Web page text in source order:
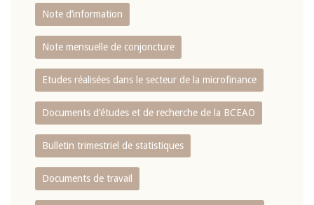
Note d’information
Note mensuelle de conjoncture
Etudes réalisées dans le secteur de la microfinance
Documents d’études et de recherche de la BCEAO
Bulletin trimestriel de statistiques
Documents de travail